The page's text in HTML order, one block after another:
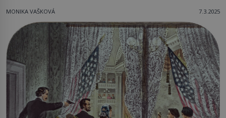
MONIKA VAŠKOVÁ 7.3.2025